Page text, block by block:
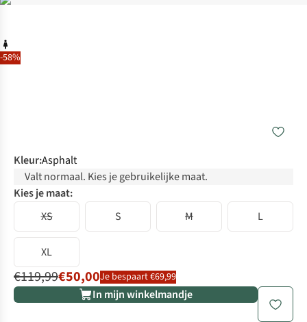
-58%
Kleur:Asphalt
Valt normaal. Kies je gebruikelijke maat.
Kies je maat:
XS
S M L
XL
€119,99€50,00Je bespaart €69,99
In mijn winkelmandje